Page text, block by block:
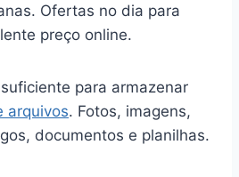
Ofertas no dia para
preço online.
para armazenar
arquivos. Fotos, imagens,
documentos e planilhas.